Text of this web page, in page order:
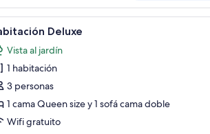
decorativo sobre la cabecera.
escritorio con televisor, una mesa de comedor con
Un dormitorio con
4 Deluxe
Vista al jardín
1 habitación
3 personas
1 cama Queen size y 1 sofá cama doble
Wifi gratuito